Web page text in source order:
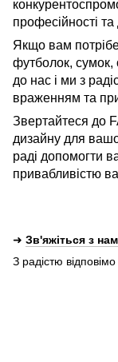
професійності та
Якщо вам
футболок, сумок,
до нас і ми з
враженням та
Звертайтеся до
дизайну для
раді допомогти
привабливістю
➜ Зв'яжіться з
З радістю